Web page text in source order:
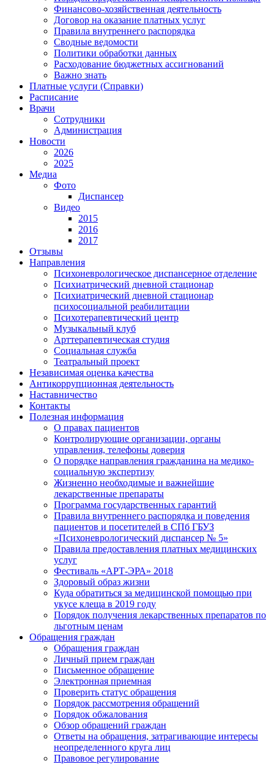
Финансово-хозяйственная деятельность
Договор на оказание платных услуг
Правила внутреннего распорядка
Сводные ведомости
Политики обработки данных
Расходование бюджетных ассигнований
Важно знать
Платные услуги (Справки)
Расписание
Врачи
Сотрудники
Администрация
Новости
2026
2025
Медиа
Фото
Диспансер
Видео
2015
2016
2017
Отзывы
Направления
Психоневрологическое диспансерное отделение
Психиатрический дневной стационар
Психиатрический дневной стационар
психосоциальной реабилитации
Психотерапевтический центр
Музыкальный клуб
Арттерапевтическая студия
Социальная служба
Театральный проект
Независимая оценка качества
Антикоррупционная деятельность
Наставничество
Контакты
Полезная информация
О правах пациентов
Контролирующие организации, органы
управления, телефоны доверия
О порядке направления гражданина на медико-
социальную экспертизу
Жизненно необходимые и важнейшие
лекарственные препараты
Программа государственных гарантий
Правила внутреннего распорядка и поведения
пациентов и посетителей в СПб ГБУЗ
«Психоневрологический диспансер № 5»
Правила предоставления платных медицинских
услуг
Фестиваль «АРТ-ЭРА» 2018
Здоровый образ жизни
Куда обратиться за медицинской помощью при
укусе клеща в 2019 году
Порядок получения лекарственных препаратов по
льготным ценам
Обращения граждан
Обращения граждан
Личный прием граждан
Письменное обращение
Электронная приемная
Проверить статус обращения
Порядок рассмотрения обращений
Порядок обжалования
Обзор обращений граждан
Ответы на обращения, затрагивающие интересы
неопределенного круга лиц
Правовое регулирование